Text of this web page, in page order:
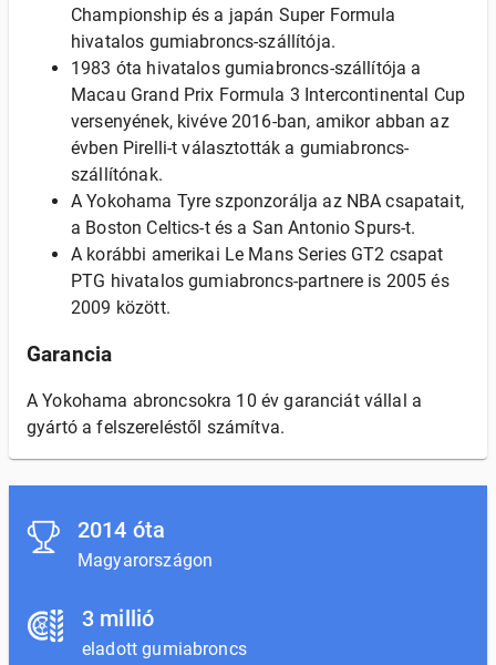
Championship és a japán Super Formula
hivatalos gumiabroncs-szállítója.
1983 óta hivatalos gumiabroncs-szállítója a
Macau Grand Prix Formula 3 Intercontinental Cup
versenyének, kivéve 2016-ban, amikor abban az
évben Pirelli-t választották a gumiabroncs-
szállítónak.
A Yokohama Tyre szponzorálja az NBA csapatait,
a Boston Celtics-t és a San Antonio Spurs-t.
A korábbi amerikai Le Mans Series GT2 csapat
PTG hivatalos gumiabroncs-partnere is 2005 és
2009 között.
Garancia
A Yokohama abroncsokra 10 év garanciát vállal a
gyártó a felszereléstől számítva.
2014 óta
Magyarországon
3 millió
eladott gumiabroncs